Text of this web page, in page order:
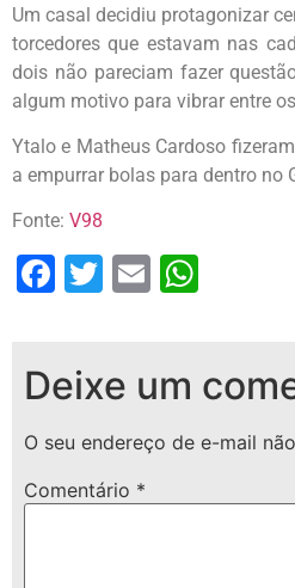
Um casal decidiu protagonizar
torcedores que estavam nas
dois não pareciam fazer
algum motivo para vibrar entre
Ytalo e Matheus Cardoso
a empurrar bolas para dentro no
Fonte: V98
Facebook
Twitter
Email
Deixe um
O seu endereço de e-mail
Comentário *